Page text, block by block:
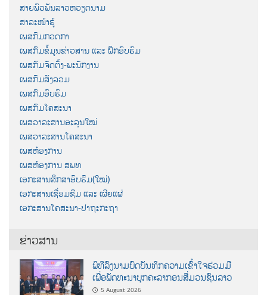
ສາຍພົວພັນລາວຫວຽດນາມ
ສາລະໜ້າຮູ້
ເພສກົມກວດກາ
ເພສກົມຂໍ້ມູນຂ່າວສານ ແລະ ຝຶກອົບຮົມ
ເພສກົມຈັດຕັ້ງ-ພະນັກງານ
ເພສກົມສັງລວມ
ເພສກົມອົບຮົມ
ເພສກົມໂຄສະນາ
ເພສວາລະສານອະລຸນໃໝ່
ເພສວາລະສານໂຄສະນາ
ເພສຫ້ອງການ
ເພສຫ້ອງການ ສພທ
ເອກະສານສຶກສາອົບຮົມ(ໃໝ່)
ເອກະສານເຊື່ອມຊືມ ແລະ ເຜີຍແຜ່
ເອກະສານໂຄສະນາ-ປາຖະກະຖາ
ຂ່າວສານ
ພິທີລົງນາມບົດບັນທຶກຄວາມເຂົ້າໃຈຮ່ວມມື
ເພື່ອພັດທະນາບຸກຄະລາກອນສື່ມວນຊົນລາວ
5 August 2026